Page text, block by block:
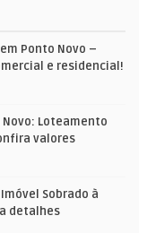
Ponto Novo –
e residencial!
Novo: Loteamento
valores
Sobrado à
detalhes